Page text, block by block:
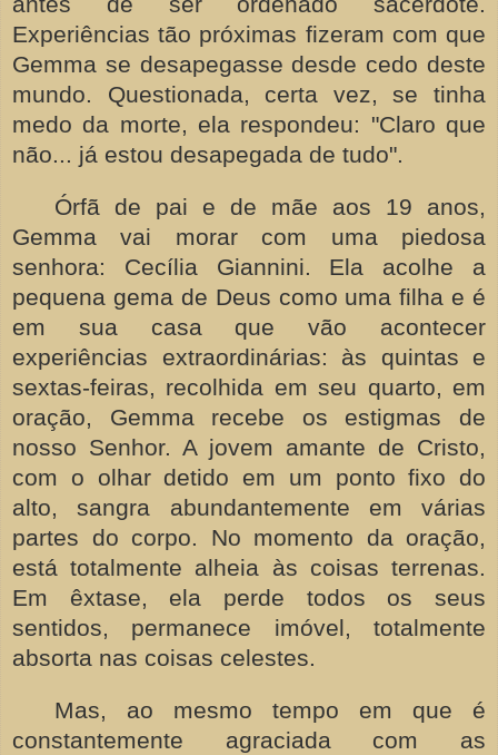
Experiências tão próximas fizeram com que
Gemma se desapegasse desde cedo deste
mundo. Questionada, certa vez, se tinha
medo da morte, ela respondeu: "Claro que
não... já estou desapegada de tudo".
Órfã de pai e de mãe aos 19 anos,
Gemma vai morar com uma piedosa
senhora: Cecília Giannini. Ela acolhe a
pequena gema de Deus como uma filha e é
em sua casa que vão acontecer
experiências extraordinárias: às quintas e
sextas-feiras, recolhida em seu quarto, em
oração, Gemma recebe os estigmas de
nosso Senhor. A jovem amante de Cristo,
com o olhar detido em um ponto fixo do
alto, sangra abundantemente em várias
partes do corpo. No momento da oração,
está totalmente alheia às coisas terrenas.
Em êxtase, ela perde todos os seus
sentidos, permanece imóvel, totalmente
absorta nas coisas celestes.
Mas, ao mesmo tempo em que é
constantemente agraciada com as